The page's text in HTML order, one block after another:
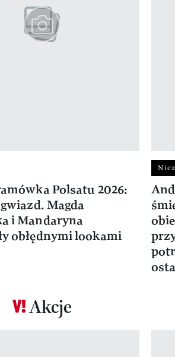
Polsatu 2026:
Magda
i Mandaryna
obłędnymi lookami
Akcje